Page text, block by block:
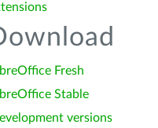
Fresh
Stable
versions